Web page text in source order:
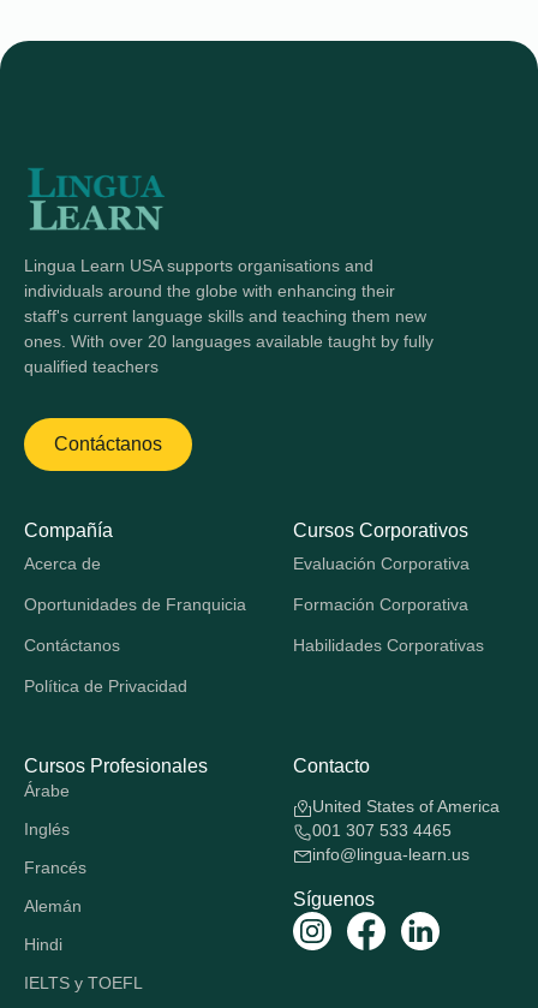
Lingua Learn USA supports organisations and
individuals around the globe with enhancing their
staff's current language skills and teaching them new
ones. With over 20 languages available taught by fully
qualified teachers
Contáctanos
Compañía
Acerca de
Oportunidades de Franquicia
Contáctanos
Política de Privacidad
Cursos Corporativos
Evaluación Corporativa
Formación Corporativa
Habilidades Corporativas
Cursos Profesionales
Árabe
Inglés
Francés
Alemán
Hindi
IELTS y TOEFL
Contacto
United States of America
001 307 533 4465
info@lingua-learn.us
Síguenos